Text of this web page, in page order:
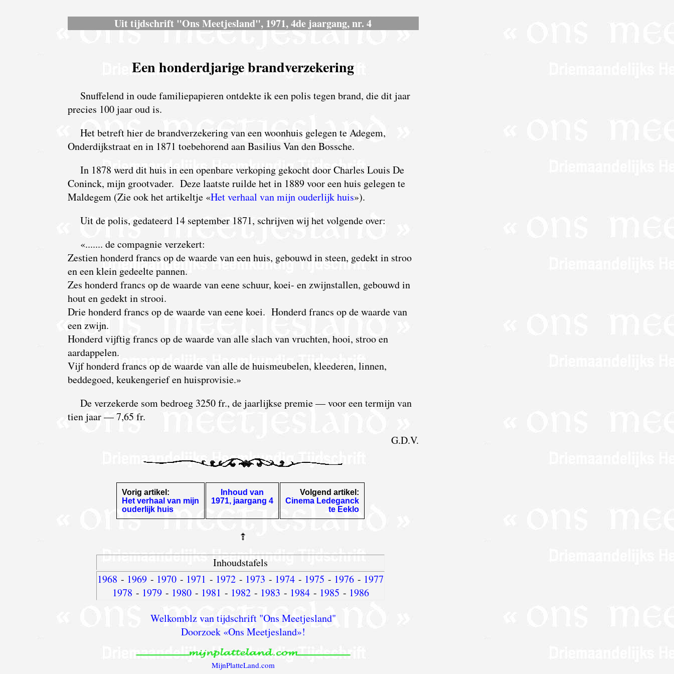
Uit tijdschrift "Ons Meetjesland", 1971, 4de jaargang, nr. 4
Een honderdjarige brandverzekering
Snuffelend in oude familiepapieren ontdekte ik een polis tegen brand, die dit jaar
precies 100 jaar oud is.
Het betreft hier de brandverzekering van een woonhuis gelegen te Adegem,
Onderdijkstraat en in 1871 toebehorend aan Basilius Van den Bossche.
In 1878 werd dit huis in een openbare verkoping gekocht door Charles Louis De
Coninck, mijn grootvader. Deze laatste ruilde het in 1889 voor een huis gelegen te
Maldegem (Zie ook het artikeltje «Het verhaal van mijn ouderlijk huis»).
Uit de polis, gedateerd 14 september 1871, schrijven wij het volgende over:
«....... de compagnie verzekert:
Zestien honderd francs op de waarde van een huis, gebouwd in steen, gedekt in stroo
en een klein gedeelte pannen.
Zes honderd francs op de waarde van eene schuur, koei- en zwijnstallen, gebouwd in
hout en gedekt in strooi.
Drie honderd francs op de waarde van eene koei. Honderd francs op de waarde van
een zwijn.
Honderd vijftig francs op de waarde van alle slach van vruchten, hooi, stroo en
aardappelen.
Vijf honderd francs op de waarde van alle de huismeubelen, kleederen, linnen,
beddegoed, keukengerief en huisprovisie.»
De verzekerde som bedroeg 3250 fr., de jaarlijkse premie — voor een termijn van
tien jaar — 7,65 fr.
G.D.V.
Vorig artikel:
Het verhaal van mijn
ouderlijk huis
Inhoud van
1971, jaargang 4
Volgend artikel:
Cinema Ledeganck
te Eeklo
Inhoudstafels
1968 - 1969 - 1970 - 1971 - 1972 - 1973 - 1974 - 1975 - 1976 - 1977
1978 - 1979- 1980- 1981 - 1982- 1983 - 1984- 1985 - 1986
Welkomblz van tijdschrift "Ons Meetjesland"
Doorzoek «Ons Meetjesland»!
MijnPlatteLand.com